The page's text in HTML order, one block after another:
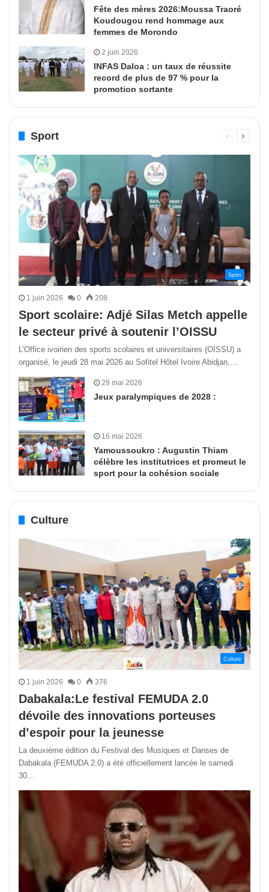
Fête des mères 2026:Moussa Traoré
Koudougou rend hommage aux
femmes de Morondo
2 juin 2026
INFAS Daloa : un taux de réussite
record de plus de 97 % pour la
promotion sortante
Sport
PagePage
Sport
1 juin 2026 0 208
Sport scolaire: Adjé Silas Metch appelle
le secteur privé à soutenir l’OISSU
L’Office ivoirien des sports scolaires et universitaires (OISSU) a
organisé, le jeudi 28 mai 2026 au Sofitel Hôtel Ivoire Abidjan,…
29 mai 2026
Jeux paralympiques de 2028 :
16 mai 2026
Yamoussoukro : Augustin Thiam
célèbre les institutrices et promeut le
sport pour la cohésion sociale
Culture
Culture
1 juin 2026 0 376
Dabakala:Le festival FEMUDA 2.0
dévoile des innovations porteuses
d’espoir pour la jeunesse
La deuxième édition du Festival des Musiques et Danses de
Dabakala (FEMUDA 2.0) a été officiellement lancée le samedi
30…